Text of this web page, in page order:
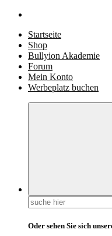
Startseite
Shop
Bullyion Akademie
Forum
Mein Konto
Werbeplatz buchen
Suchen
nach:
Oder sehen Sie sich